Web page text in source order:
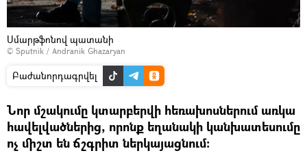
Սմարթֆոնով պատանի
© Sputnik / Andranik Ghazaryan
Բաժանորդագրվել
Նոր մշակումը կտարբերվի հեռախոսներում առկա
հավելվածներից, որոնք եղանակի կանխատեսումը
ոչ միշտ են ճշգրիտ ներկայացնում։